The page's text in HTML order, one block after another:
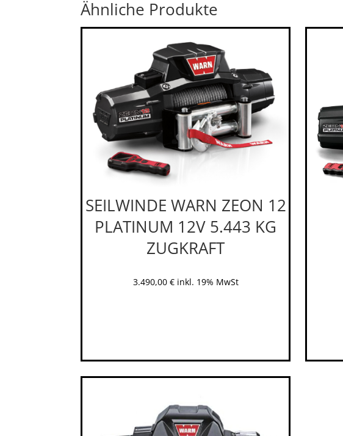
Ähnliche Produkte
SEILWINDE WARN ZEON 12
PLATINUM 12V 5.443 KG
ZUGKRAFT
3.490,00 € inkl. 19% MwSt